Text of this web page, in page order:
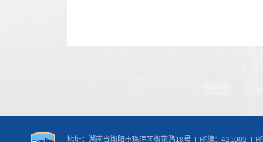
地址：湖南省衡阳市珠晖区衡花路18号 | 邮编：421002 |